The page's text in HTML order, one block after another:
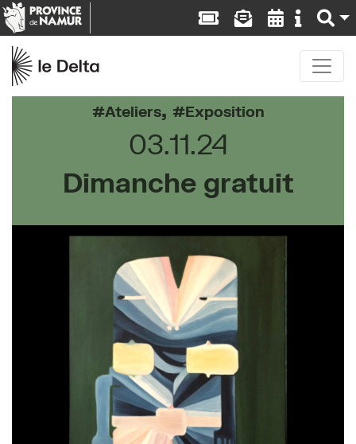
Ateliers, Exposition
03.11.24
Dimanche gratuit